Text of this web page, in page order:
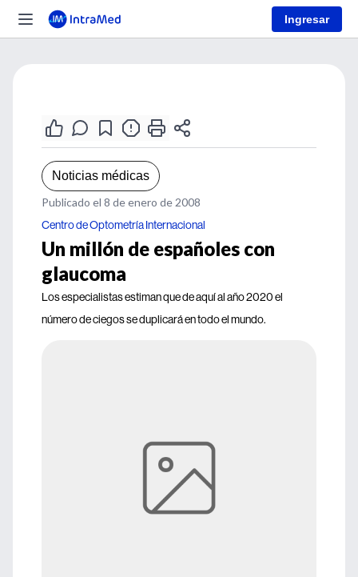
Ingresar
Noticias médicas
Publicado el 8 de enero de 2008
Centro de Optometría Internacional
Un millón de españoles con
glaucoma
Los especialistas estiman que de aquí al año 2020 el
número de ciegos se duplicará en todo el mundo.